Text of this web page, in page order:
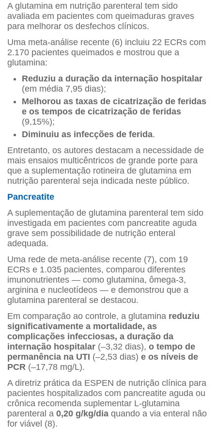
A glutamina em nutrição parenteral tem sido
avaliada em pacientes com queimaduras graves
para melhorar os desfechos clínicos.
Uma meta-análise recente (6) incluiu 22 ECRs com
2.170 pacientes queimados e mostrou que a
glutamina:
Reduziu a duração da internação hospitalar
(em média 7,95 dias);
Melhorou as taxas de cicatrização de feridas
e os tempos de cicatrização de feridas
(9,15%);
Diminuiu as infecções de ferida.
Entretanto, os autores destacam a necessidade de
mais ensaios multicêntricos de grande porte para
que a suplementação rotineira de glutamina em
nutrição parenteral seja indicada neste público.
Pancreatite
A suplementação de glutamina parenteral tem sido
investigada em pacientes com pancreatite aguda
grave sem possibilidade de nutrição enteral
adequada.
Uma rede de meta-análise recente (7), com 19
ECRs e 1.035 pacientes, comparou diferentes
imunonutrientes — como glutamina, ômega-3,
arginina e nucleotídeos — e demonstrou que a
glutamina parenteral se destacou.
Em comparação ao controle, a glutamina reduziu
significativamente a mortalidade, as
complicações infecciosas, a duração da
internação hospitalar (–3,32 dias), o tempo de
permanência na UTI (–2,53 dias) e os níveis de
PCR (–17,78 mg/L).
A diretriz prática da ESPEN de nutrição clínica para
pacientes hospitalizados com pancreatite aguda ou
crônica recomenda suplementar L-glutamina
parenteral a 0,20 g/kg/dia quando a via enteral não
for viável (8).